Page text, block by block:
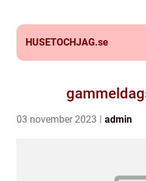
HUSETOCHJAG.se
03 november 2023 admin